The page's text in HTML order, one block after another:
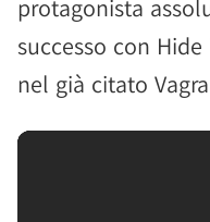
protagonista
successo con
nel già citato